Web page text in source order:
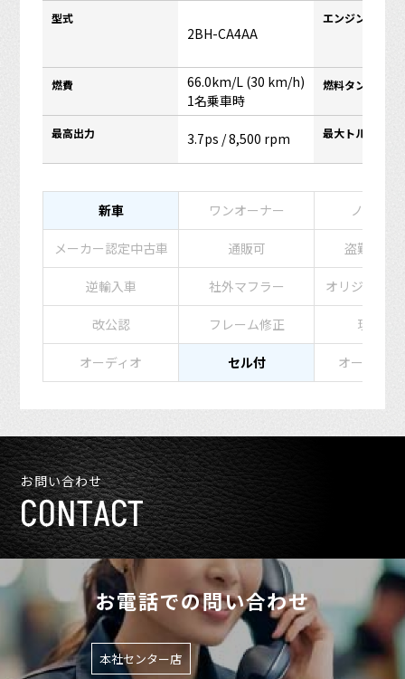
型式
2BH-CA4AA
エンジンタイプ
燃費
66.0km/L (30 km/h)
1名乗車時
燃料タンク容量
最高出力 3.7ps / 8,500 rpm 最大トルク
新車 ワンオーナー ノーマル
メーカー認定中古車 通販可 盗難防止
逆輸入車 社外マフラー オリジナル
改公認 フレーム修正 現状販
オーディオ セル付 オートマチ
お問い合わせ
CONTACT
お電話での問い合わせ
本社センター店